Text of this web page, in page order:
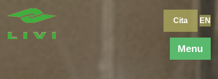
Menu
Cita EN